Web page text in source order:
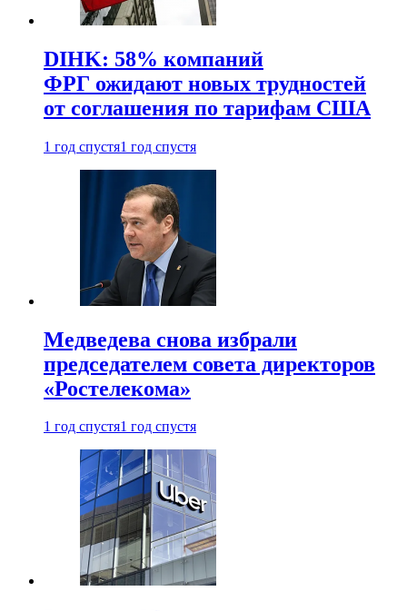
DIHK: 58% компаний
ФРГ ожидают новых трудностей
от соглашения по тарифам США
1 год спустя1 год спустя
Медведева снова избрали
председателем совета директоров
«Ростелекома»
1 год спустя1 год спустя